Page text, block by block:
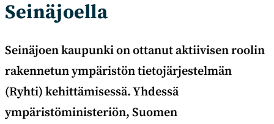
Seinäjoella
Seinäjoen kaupunki on ottanut aktiivisen roolin
rakennetun ympäristön tietojärjestelmän
(Ryhti) kehittämisessä. Yhdessä
ympäristöministeriön, Suomen